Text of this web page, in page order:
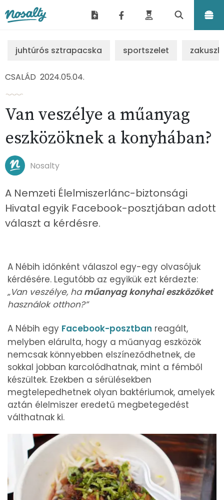
juhtúrós sztrapacska sportszelet
CSALÁD 2024.05.04.
Van veszélye a műanyag
eszközöknek a konyhában?
Nosalty
A Nemzeti Élelmiszerlánc-biztonsági
Hivatal egyik Facebook-posztjában adott
választ a kérdésre.
A Nébih időnként válaszol egy-egy olvasójuk
kérdésére. Legutóbb az egyikük ezt kérdezte:
„Van veszélye, haműanyag konyhai eszközöket
használok otthon?”
A Nébih egy Facebook-posztban reagált,
melyben elárulta, hogy a műanyag eszközök
nemcsak könnyebben elszíneződhetnek, de
sokkal jobban karcolódhatnak, mint a fémből
készültek. Ezekben a sérülésekben
megtelepedhetnek olyan baktériumok, amelyek
aztán élelmiszer eredetű megbetegedést
válthatnak ki.